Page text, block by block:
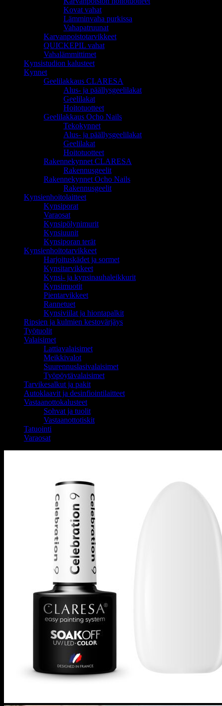
Kovat vahat
Lämminvaha purkissa
Vahapatruunat
Karvanpoistotarvikkeet
QUICKEPIL vahat
Vahalämmittimet
Kynsistudion kalusteet
Kynnet
Geelilakkaus CLARESA
Alus- ja päällysgeelilakat
Geelilakat
Hoitotuotteet
Geelilakkaus Ocho Nails
Tekokynnet
Alus- ja päällysgeelilakat
Geelilakat
Hoitotuotteet
Rakennekynnet CLARESA
Rakennusgeelit
Rakennekynnet Ocho Nails
Rakennusgeelit
Kynsienhoitolaitteet
Kynsiporat
Varaosat
Kynsipölynimurit
Kynsiuunit
Kynsiporan terät
Kynsienhoitotarvikkeet
Harjoituskädet ja sormet
Kynsitarvikkeet
Kynsi- ja kynsinauhaleikkurit
Kynsimuotit
Pientarvikkeet
Rannetuet
Kynsiviilat ja hiontapalkit
Ripsien ja kulmien kestovärjäys
Työtuolit
Valaisimet
Lattiavalaisimet
Meikkivalot
Suurennuslasivalaisimet
Työpöytävalaisimet
Tarvikesalkut ja pakit
Autoklaavit ja desinfiointilaitteet
Vastaanottokalusteet
Sohvat ja tuolit
Vastaanottotiskit
Tatuointi
Varaosat